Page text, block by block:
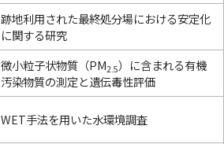
跡地利用された最終処分場における安定化
に関する研究
微小粒子状物質（PM2.5）に含まれる有機
汚染物質の測定と遺伝毒性評価
WET手法を用いた水環境調査